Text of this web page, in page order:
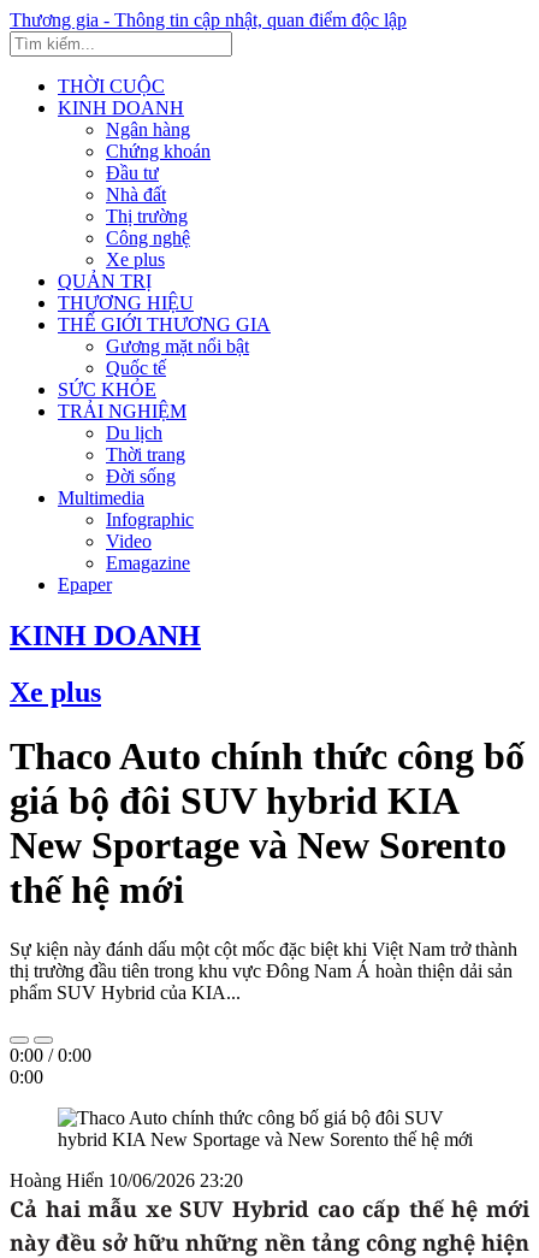
Thương gia - Thông tin cập nhật, quan điểm độc lập
THỜI CUỘC
KINH DOANH
Ngân hàng
Chứng khoán
Đầu tư
Nhà đất
Thị trường
Công nghệ
Xe plus
QUẢN TRỊ
THƯƠNG HIỆU
THẾ GIỚI THƯƠNG GIA
Gương mặt nổi bật
Quốc tế
SỨC KHỎE
TRẢI NGHIỆM
Du lịch
Thời trang
Đời sống
Multimedia
Infographic
Video
Emagazine
Epaper
KINH DOANH
Xe plus
Thaco Auto chính thức công bố
giá bộ đôi SUV hybrid KIA
New Sportage và New Sorento
thế hệ mới
Sự kiện này đánh dấu một cột mốc đặc biệt khi Việt Nam trở thành
thị trường đầu tiên trong khu vực Đông Nam Á hoàn thiện dải sản
phẩm SUV Hybrid của KIA...
0:00 /0:00
0:00
Hoàng Hiển 10/06/2026 23:20
Cả hai mẫu xe SUV Hybrid cao cấp thế hệ mới
này đều sở hữu những nền tảng công nghệ hiện